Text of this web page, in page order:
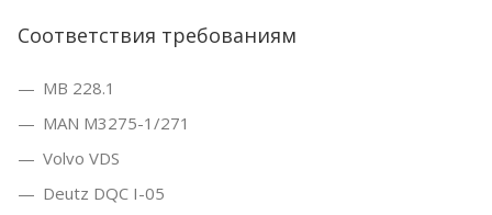
Соответствия требованиям
MB 228.1
MAN M3275-1/271
Volvo VDS
Deutz DQC I-05